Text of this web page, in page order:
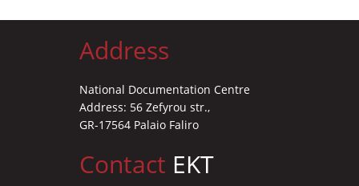
Address
National Documentation Centre
Address: 56 Zefyrou str.,
GR-17564 Palaio Faliro
Contact EKT